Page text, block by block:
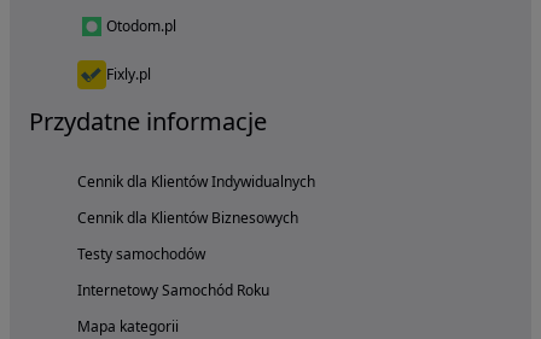
Otodom.pl
Fixly.pl
Przydatne informacje
Cennik dla Klientów Indywidualnych
Cennik dla Klientów Biznesowych
Testy samochodów
Internetowy Samochód Roku
Mapa kategorii